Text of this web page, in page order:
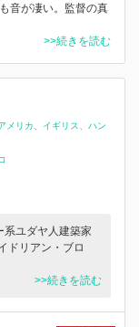
音が凄い。監督の真
>>続きを読む
メリカ イギリス
ハン
系ユダヤ⼈建築家
ドリアン・ブロ
>>続きを読む